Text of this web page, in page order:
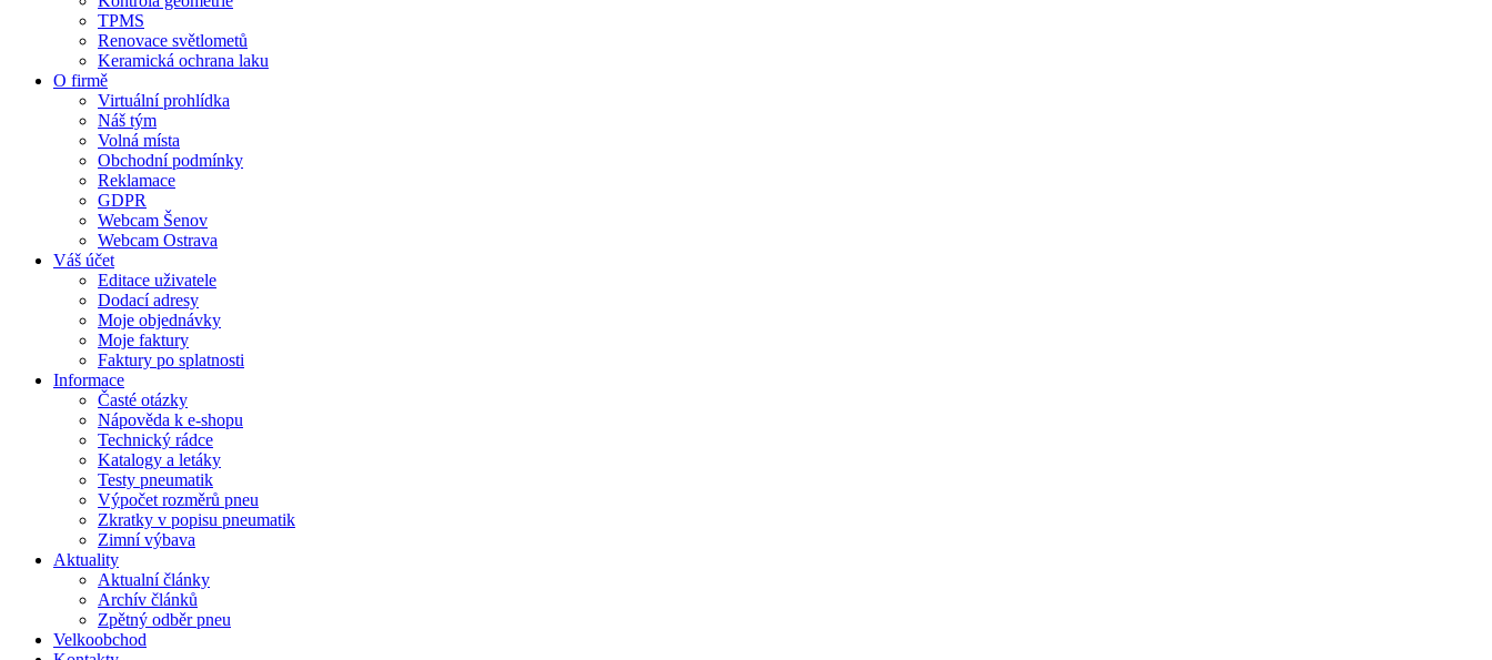
TPMS
Renovace světlometů
Keramická ochrana laku
O firmě
Virtuální prohlídka
Náš tým
Volná místa
Obchodní podmínky
Reklamace
GDPR
Webcam Šenov
Webcam Ostrava
Váš účet
Editace uživatele
Dodací adresy
Moje objednávky
Moje faktury
Faktury po splatnosti
Informace
Časté otázky
Nápověda k e-shopu
Technický rádce
Katalogy a letáky
Testy pneumatik
Výpočet rozměrů pneu
Zkratky v popisu pneumatik
Zimní výbava
Aktuality
Aktualní články
Archív článků
Zpětný odběr pneu
Velkoobchod